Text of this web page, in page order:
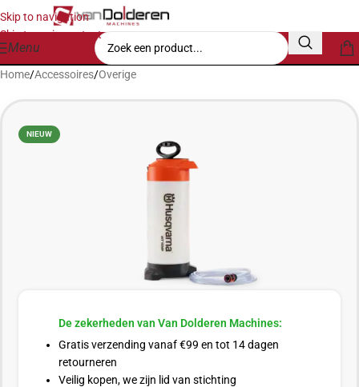
Skip to navigation
Skip to main content
Menu
Home/Accessoires/Overige
NIEUW
De zekerheden van Van Dolderen Machines:
Gratis verzending vanaf €99 en tot 14 dagen
retourneren
Veilig kopen, we zijn lid van stichting